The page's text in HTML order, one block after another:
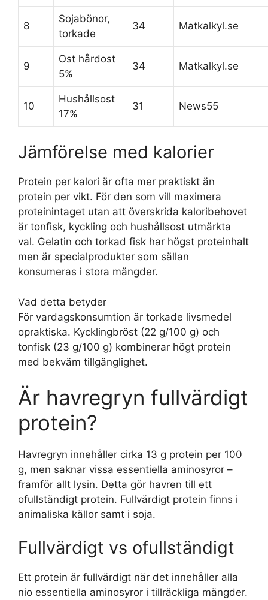
8
Sojabönor,
torkade
34 Matkalkyl.se
9
Ost hårdost
5%
34 Matkalkyl.se
10
Hushållsost
17%
31 News55
Jämförelse med kalorier
Protein per kalori är ofta mer praktiskt än
protein per vikt. För den som vill maximera
proteinintaget utan att överskrida kaloribehovet
är tonfisk, kyckling och hushållsost utmärkta
val. Gelatin och torkad fisk har högst proteinhalt
men är specialprodukter som sällan
konsumeras i stora mängder.
Vad detta betyder
För vardagskonsumtion är torkade livsmedel
opraktiska. Kycklingbröst (22 g/100 g) och
tonfisk (23 g/100 g) kombinerar högt protein
med bekväm tillgänglighet.
Är havregryn fullvärdigt
protein?
Havregryn innehåller cirka 13 g protein per 100
g, men saknar vissa essentiella aminosyror –
framför allt lysin. Detta gör havren till ett
ofullständigt protein. Fullvärdigt protein finns i
animaliska källor samt i soja.
Fullvärdigt vs ofullständigt
Ett protein är fullvärdigt när det innehåller alla
nio essentiella aminosyror i tillräckliga mängder.